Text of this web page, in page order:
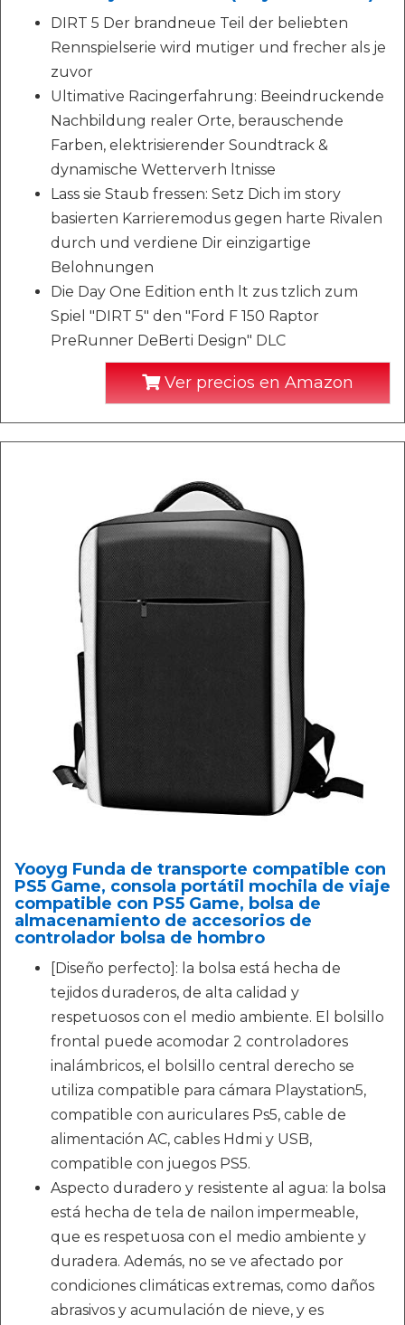
DIRT 5 Der brandneue Teil der beliebten
Rennspielserie wird mutiger und frecher als je
zuvor
Ultimative Racingerfahrung: Beeindruckende
Nachbildung realer Orte, berauschende
Farben, elektrisierender Soundtrack &
dynamische Wetterverh ltnisse
Lass sie Staub fressen: Setz Dich im story
basierten Karrieremodus gegen harte Rivalen
durch und verdiene Dir einzigartige
Belohnungen
Die Day One Edition enth lt zus tzlich zum
Spiel "DIRT 5" den "Ford F 150 Raptor
PreRunner DeBerti Design" DLC
Ver precios en Amazon
Yooyg Funda de transporte compatible con
PS5 Game, consola portátil mochila de viaje
compatible con PS5 Game, bolsa de
almacenamiento de accesorios de
controlador bolsa de hombro
[Diseño perfecto]: la bolsa está hecha de
tejidos duraderos, de alta calidad y
respetuosos con el medio ambiente. El bolsillo
frontal puede acomodar 2 controladores
inalámbricos, el bolsillo central derecho se
utiliza compatible para cámara Playstation5,
compatible con auriculares Ps5, cable de
alimentación AC, cables Hdmi y USB,
compatible con juegos PS5.
Aspecto duradero y resistente al agua: la bolsa
está hecha de tela de nailon impermeable,
que es respetuosa con el medio ambiente y
duradera. Además, no se ve afectado por
condiciones climáticas extremas, como daños
abrasivos y acumulación de nieve, y es